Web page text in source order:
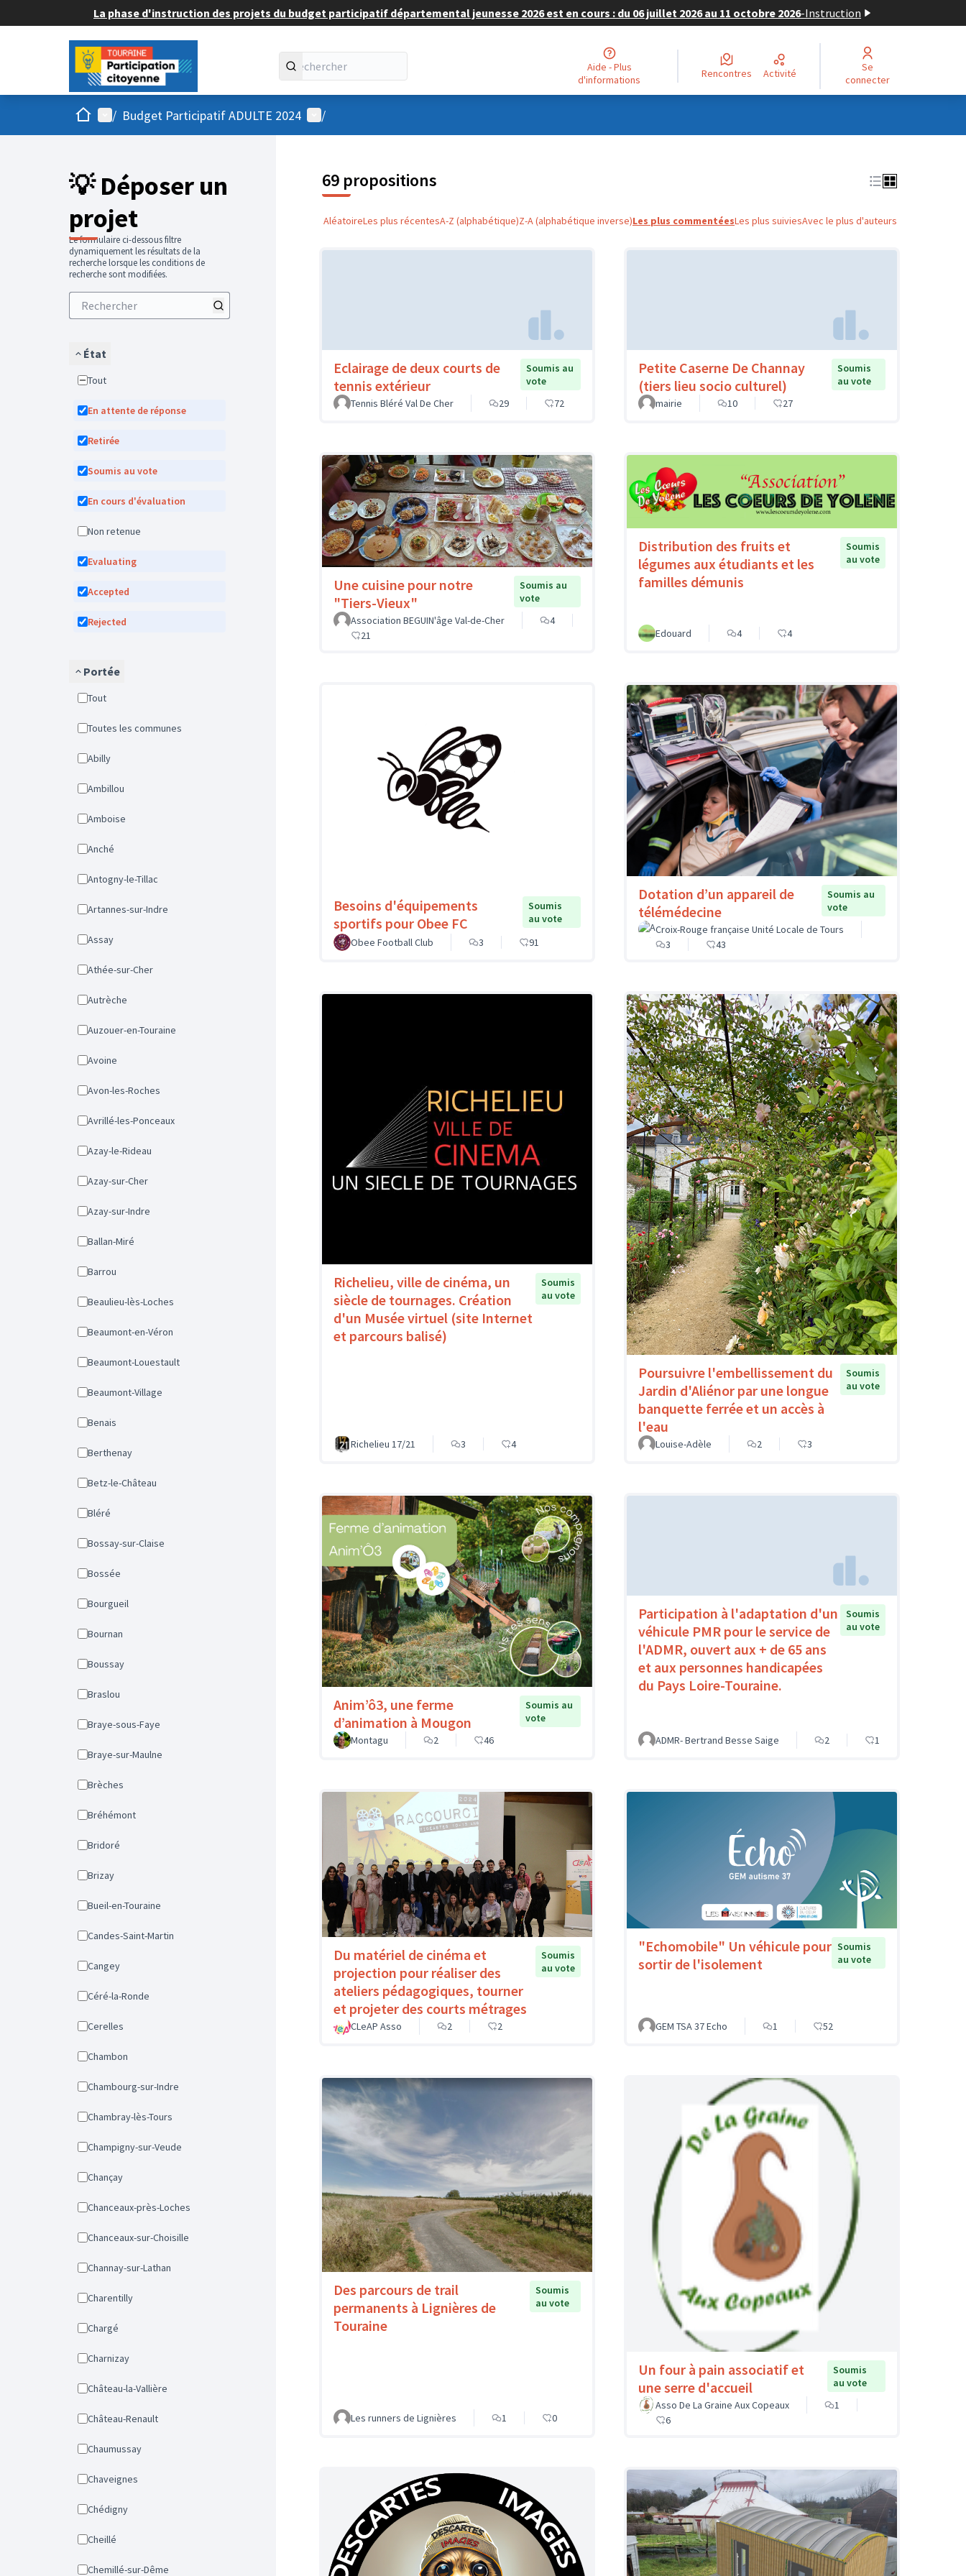
La phase d'instruction des projets du budget participatif départemental jeunesse 2026 est en cours : du 06 juillet 2026 au 11 octobre 2026-Instruction
Aide - Plus
d'informations
Rencontres Activité
Se
connecter
AccueilMenu principal
/ Budget Participatif ADULTE 2024 Menu utilisateur
/
💡 Déposer un
projet
Le formulaire ci-dessous filtre
dynamiquement les résultats de la
recherche lorsque les conditions de
recherche sont modifiées.
État
Tout
En attente de réponse
Retirée
Soumis au vote
En cours d'évaluation
Non retenue
Evaluating
Accepted
Rejected
Portée
Tout
Toutes les communes
Abilly
Ambillou
Amboise
Anché
Antogny-le-Tillac
Artannes-sur-Indre
Assay
Athée-sur-Cher
Autrèche
Auzouer-en-Touraine
Avoine
Avon-les-Roches
Avrillé-les-Ponceaux
Azay-le-Rideau
Azay-sur-Cher
Azay-sur-Indre
Ballan-Miré
Barrou
Beaulieu-lès-Loches
Beaumont-en-Véron
Beaumont-Louestault
Beaumont-Village
Benais
Berthenay
Betz-le-Château
Bléré
Bossay-sur-Claise
Bossée
Bourgueil
Bournan
Boussay
Braslou
Braye-sous-Faye
Braye-sur-Maulne
Brèches
Bréhémont
Bridoré
Brizay
Bueil-en-Touraine
Candes-Saint-Martin
Cangey
Céré-la-Ronde
Cerelles
Chambon
Chambourg-sur-Indre
Chambray-lès-Tours
Champigny-sur-Veude
Chançay
Chanceaux-près-Loches
Chanceaux-sur-Choisille
Channay-sur-Lathan
Charentilly
Chargé
Charnizay
Château-la-Vallière
Château-Renault
Chaumussay
Chaveignes
Chédigny
Cheillé
Chemillé-sur-Dême
69 propositions
AléatoireLes plus récentesA-Z (alphabétique)Z-A (alphabétique inverse)Les plus commentéesLes plus suiviesAvec le plus d'auteurs
Eclairage de deux courts de
tennis extérieur
Soumis au
vote
Tennis Bléré Val De Cher
29 72
Petite Caserne De Channay
(tiers lieu socio culturel)
Soumis
au vote
mairie
10 27
Une cuisine pour notre
"Tiers-Vieux"
Soumis au
vote
Association BEGUIN'âge Val-de-Cher
4
21
Distribution des fruits et
légumes aux étudiants et les
familles démunis
Soumis
au vote
Edouard 4 4
Besoins d'équipements
sportifs pour Obee FC
Soumis
au vote
Obee Football Club
3 91
Dotation d’un appareil de
télémédecine
Soumis au
vote
Croix-Rouge française Unité Locale de Tours
3
43
Richelieu, ville de cinéma, un
siècle de tournages. Création
d'un Musée virtuel (site Internet
et parcours balisé)
Soumis
au vote
Richelieu 17/21 3 4
Poursuivre l'embellissement du
Jardin d'Aliénor par une longue
banquette ferrée et un accès à
l'eau
Soumis
au vote
Louise-Adèle 2 3
Anim’ô3, une ferme
d’animation à Mougon
Soumis au
vote
Montagu
2 46
Participation à l'adaptation d'un
véhicule PMR pour le service de
l'ADMR, ouvert aux + de 65 ans
et aux personnes handicapées
du Pays Loire-Touraine.
Soumis
au vote
ADMR- Bertrand Besse Saige 2 1
Du matériel de cinéma et
projection pour réaliser des
ateliers pédagogiques, tourner
et projeter des courts métrages
Soumis
au vote
CLeAP Asso 2 2
"Echomobile" Un véhicule pour
sortir de l'isolement
Soumis
au vote
GEM TSA 37 Echo 1 52
Des parcours de trail
permanents à Lignières de
Touraine
Soumis
au vote
Les runners de Lignières 1 0
Un four à pain associatif et
une serre d'accueil
Soumis
au vote
Asso De La Graine Aux Copeaux
1
6